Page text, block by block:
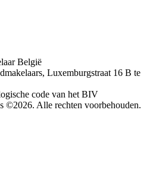
België
Luxemburgstraat 16 B te
code van het BIV
©2026. Alle rechten voorbehouden.